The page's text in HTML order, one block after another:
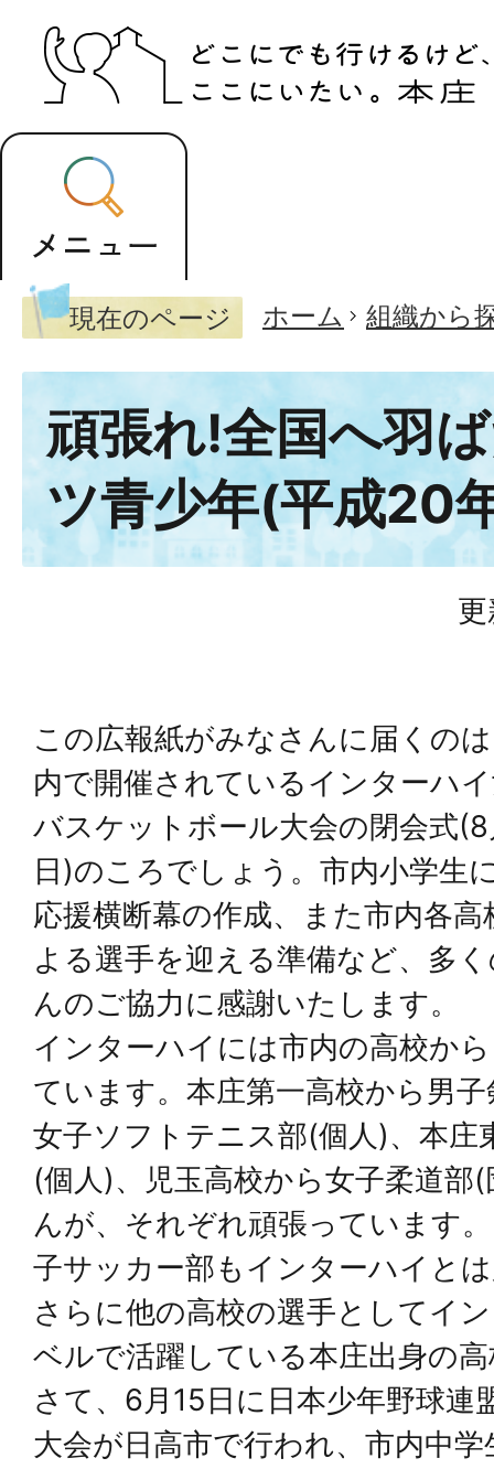
現在のページ ホーム 組織から
頑張れ!全国へ羽
ツ青少年(平成20
この広報紙がみなさんに届くの
内で開催されているインターハ
バスケットボール大会の閉会式
日)のころでしょう。市内小学生
応援横断幕の作成、また市内各高
よる選手を迎える準備など、多
んのご協力に感謝いたします。
インターハイには市内の高校か
ています。本庄第一高校から男
女子ソフトテニス部(個人)、本庄
(個人)、児玉高校から女子柔道部
んが、それぞれ頑張っています
子サッカー部もインターハイと
さらに他の高校の選手としてイ
ベルで活躍している本庄出身の
さて、6月15日に日本少年野球連
大会が日高市で行われ、市内中